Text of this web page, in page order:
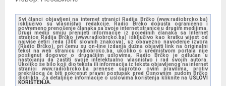
Svi članci objavljeni na internet stranici Radija Brčko (www.radiobrcko.ba)
isključivo su vlasništvo redakcije. Radio Brčko dopušta ograničeno i
povremeno prenošenje članaka sa svoje internet stranice u drugim medijima.
Drugi mediji smiju prenijeti informacije iz pojedinih članaka sa Internet
stranice Radija Brčko (www.radiobrcko.ba) isključivo kao kratku vijest od
najviše četiri reda (300 slovnih znakova), uz obavezno navođenje izvora
(Radio Brčko), pri čemu su on-line izdanja dužna objaviti link na originalni
tekst na web stranicu radiobrcko.ba, ukoliko s uredništvom portala nije
postignut dogovor o drugačijim uslovima. Radio Brčko je odlučan u
nastojanju da zaštiti svoje intelektualno vlasništvo i rad svojih autora.
Ukoliko se bilo koji dio teksta ili informacija iz teksta objavljenog na internet
stranici www.radiobrcko.ba prenese suprotno ovim pravilima, protiv
prekršioca će biti pokrenut pravni postupak pred Osnovnim sudom Brčko
distrikta. Za detaljnije informacije o uslovima korištenja kliknite na USLOVI
KORIŠTENJA.